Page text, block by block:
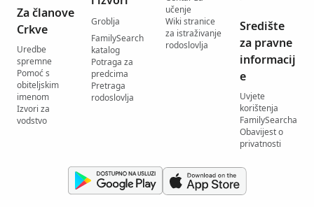
Za članove
Crkve
Uredbe
spremne
Pomoć s
obiteljskim
imenom
Izvori za
vodstvo
Groblja
FamilySearch
katalog
Potraga za
predcima
Pretraga
rodoslovlja
učenje
Wiki stranice
za istraživanje
rodoslovlja
Središte
za pravne
informacij
e
Uvjete
korištenja
FamilySearcha
Obavijest o
privatnosti